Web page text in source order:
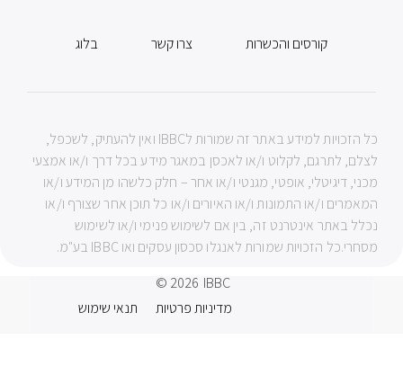
בלוג צרו קשר קורסים והכשרות
כל הזכויות למידע באתר זה שמורות לIBBC ואין להעתיק, לשכפל,
לצלם, לתרגם, לקלוט ו/או לאכסן במאגר מידע בכל דרך ו/או אמצעי
מכני, דיגיטלי, אופטי, מגנטי ו/או אחר – חלק כלשהו מן המידע ו/או
המאמרים ו/או התמונות ו/או האיורים ו/או כל תוכן אחר שצורף ו/או
נכלל באתר אינטרנט זה, בין אם לשימוש פנימי ו/או לשימוש
מסחרי.כל הזכויות שמורות לאנגלו סכסון עסקים ואו IBBC בע"מ.
© 2026 IBBC
תנאי שימוש
מדיניות פרטיות